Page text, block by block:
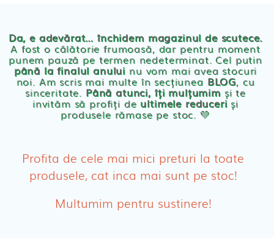
Servetele umede ecologice
Cosmetice BEBE
Olita Bio Naty
PRODUSE FEMEI
Absorbante Post-Natale
Absorbante Incontinenta Urinara
Da, e adevărat… închidem magazinul de scutece.
A fost o călătorie frumoasă, dar pentru moment
punem pauză pe termen nedeterminat. Cel putin
până la finalul anului nu vom mai avea stocuri
noi. Am scris mai multe în secțiunea BLOG, cu
sinceritate. Până atunci, îți mulțumimși te
invităm să profiți de ultimele reduceriși
produsele rămase pe stoc. 💛
Profita de cele mai mici preturi la toate
produsele, cat inca mai sunt pe stoc!
Multumim pentru sustinere!